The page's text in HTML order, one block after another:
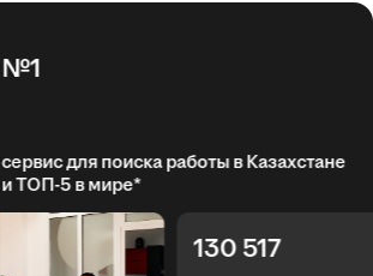
№1
сервис для поиска работы в Казахстане
и ТОП-5 в мире*
130 517